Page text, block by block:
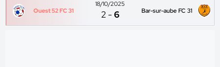
Ouest 52 FC 31
18/10/2025
2 -6 Bar-sur-aube FC 31